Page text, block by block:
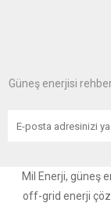
Güneş enerjisi
Mil Enerji, güneş
off-grid enerji